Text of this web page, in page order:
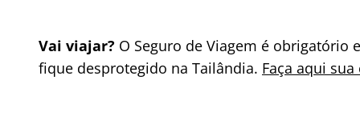
Vai viajar? O Seguro de Viagem é obrigatório
fique desprotegido na Tailândia. Faça aqui